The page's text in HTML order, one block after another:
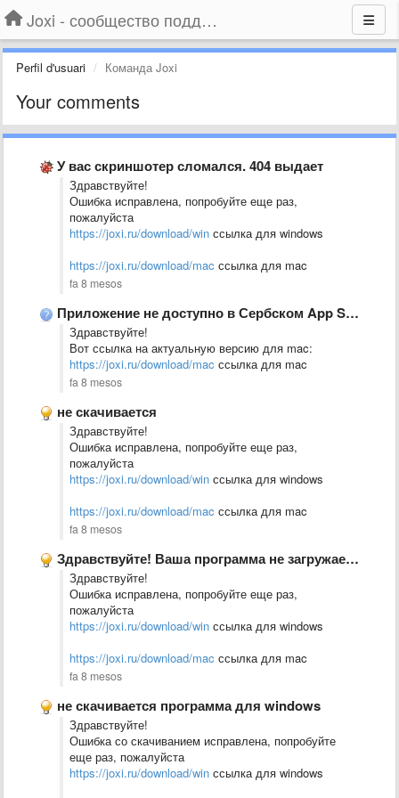
Joxi - сообщество поддержки
Perfil d'usuari Команда Joxi
Your comments
У вас скриншотер сломался. 404 выдает
Здравствуйте!
Ошибка исправлена, попробуйте еще раз,
пожалуйста
https://joxi.ru/download/win ссылка для windows
https://joxi.ru/download/mac ссылка для mac
fa 8 mesos
Приложение не доступно в Сербском App Store.
Здравствуйте!
Вот ссылка на актуальную версию для mac:
https://joxi.ru/download/mac ссылка для mac
fa 8 mesos
не скачивается
Здравствуйте!
Ошибка исправлена, попробуйте еще раз,
пожалуйста
https://joxi.ru/download/win ссылка для windows
https://joxi.ru/download/mac ссылка для mac
fa 8 mesos
Здравствуйте! Ваша программа не загружается, по ссылке тоже не грузит, …
Здравствуйте!
Ошибка исправлена, попробуйте еще раз,
пожалуйста
https://joxi.ru/download/win ссылка для windows
https://joxi.ru/download/mac ссылка для mac
fa 8 mesos
не скачивается программа для windows
Здравствуйте!
Ошибка со скачиванием исправлена, попробуйте
еще раз, пожалуйста
https://joxi.ru/download/win ссылка для windows